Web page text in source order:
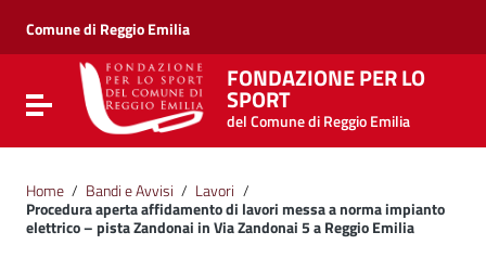
Vai al menu di navigazione
Vai al footer
Comune di Reggio Emilia
Attiva / disattiva la navigazione
FONDAZIONE PER LO
SPORT
del Comune di Reggio Emilia
Home / Bandi e Avvisi / Lavori /
Procedura aperta affidamento di lavori messa a norma impianto
elettrico – pista Zandonai in Via Zandonai 5 a Reggio Emilia